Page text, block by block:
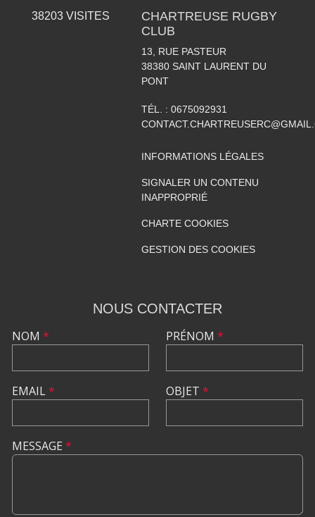
38203VISITES
CHARTREUSE RUGBY
CLUB
13, RUE PASTEUR
38380 SAINT LAURENT DU
PONT
TÉL. : 0675092931
INFORMATIONS LÉGALES
SIGNALER UN CONTENU
INAPPROPRIÉ
CHARTE COOKIES
GESTION DES COOKIES
NOUS CONTACTER
NOM *
EMAIL*
PRÉNOM *
OBJET *
MESSAGE *